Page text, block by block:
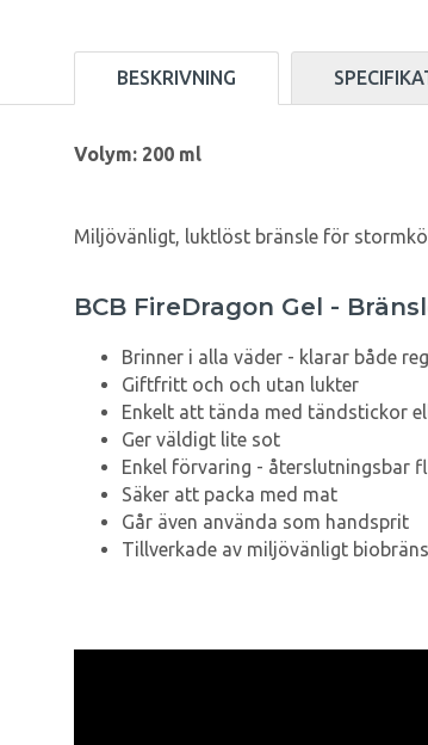
BESKRIVNING
Volym: 200 ml
Miljövänligt, luktlöst bränsle för
BCB FireDragon Gel -
Brinner i alla väder - klarar både
Giftfritt och och utan lukter
Enkelt att tända med tändstickor
Ger väldigt lite sot
Enkel förvaring - återslutningsbar
Säker att packa med mat
Går även använda som handsprit
Tillverkade av miljövänligt